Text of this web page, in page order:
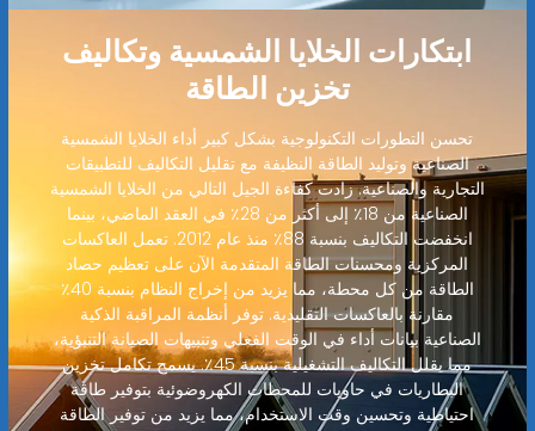
ابتكارات الخلايا الشمسية وتكاليف
تخزين الطاقة
تحسن التطورات التكنولوجية بشكل كبير أداء الخلايا الشمسية
الصناعية وتوليد الطاقة النظيفة مع تقليل التكاليف للتطبيقات
التجارية والصناعية. زادت كفاءة الجيل التالي من الخلايا الشمسية
الصناعية من 18٪ إلى أكثر من 28٪ في العقد الماضي، بينما
انخفضت التكاليف بنسبة 88٪ منذ عام 2012. تعمل العاكسات
المركزية ومحسنات الطاقة المتقدمة الآن على تعظيم حصاد
الطاقة من كل محطة، مما يزيد من إخراج النظام بنسبة 40٪
مقارنة بالعاكسات التقليدية. توفر أنظمة المراقبة الذكية
الصناعية بيانات أداء في الوقت الفعلي وتنبيهات الصيانة التنبؤية،
مما يقلل التكاليف التشغيلية بنسبة 45٪. يسمح تكامل تخزين
البطاريات في حاويات للمحطات الكهروضوئية بتوفير طاقة
احتياطية وتحسين وقت الاستخدام، مما يزيد من توفير الطاقة